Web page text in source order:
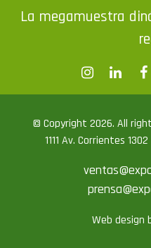
La megamuestra
© Copyright 2026. All
1111 Av. Corrientes
Web design